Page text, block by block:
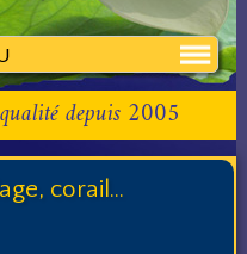
depuis 2005
corail...